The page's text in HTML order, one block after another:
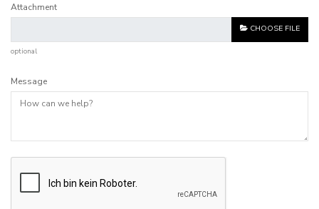
Attachment
CHOOSE FILE
optional
Message